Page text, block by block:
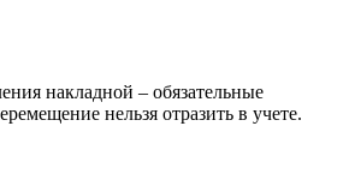
накладной – обязательные
нельзя отразить в учете.